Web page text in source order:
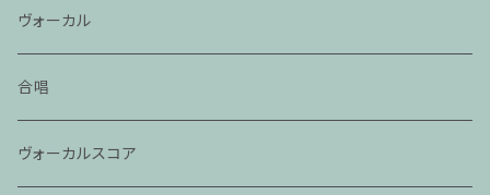
ヴォーカル
合唱
ヴォーカルスコア